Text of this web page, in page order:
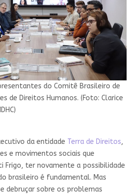
do Comitê Brasileiro de
de Direitos Humanos. (Foto: Clarice
da entidade Terra de Direitos,
e movimentos sociais que
Frigo, ter novamente a possibilidade
brasileiro é fundamental. Mas
debruçar sobre os problemas